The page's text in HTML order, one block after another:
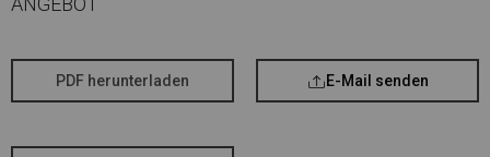
PDF herunterladen E-Mail senden